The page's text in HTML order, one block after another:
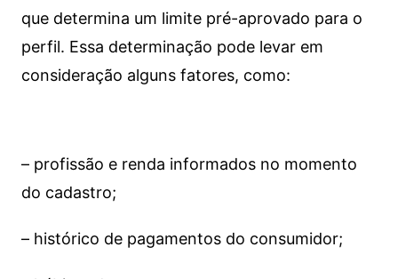
que determina um limite pré-aprovado para o
perfil. Essa determinação pode levar em
consideração alguns fatores, como:
– profissão e renda informados no momento
do cadastro;
– histórico de pagamentos do consumidor;